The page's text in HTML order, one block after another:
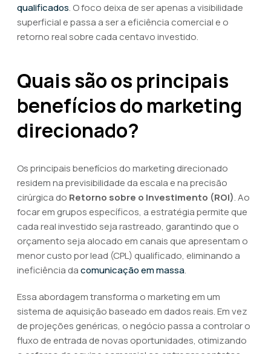
qualificados. O foco deixa de ser apenas a visibilidade
superficial e passa a ser a eficiência comercial e o
retorno real sobre cada centavo investido.
Quais são os principais
benefícios do marketing
direcionado?
Os principais benefícios do marketing direcionado
residem na previsibilidade da escala e na precisão
cirúrgica do Retorno sobre o Investimento (ROI). Ao
focar em grupos específicos, a estratégia permite que
cada real investido seja rastreado, garantindo que o
orçamento seja alocado em canais que apresentam o
menor custo por lead (CPL) qualificado, eliminando a
ineficiência dacomunicação em massa.
Essa abordagem transforma o marketing em um
sistema de aquisição baseado em dados reais. Em vez
de projeções genéricas, o negócio passa a controlar o
fluxo de entrada de novas oportunidades, otimizando